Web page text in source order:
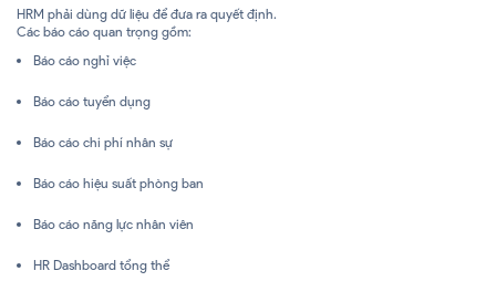
HRM phải dùng dữ liệu để đưa ra quyết định.
Các báo cáo quan trọng gồm:
Báo cáo nghỉ việc
Báo cáo tuyển dụng
Báo cáo chi phí nhân sự
Báo cáo hiệu suất phòng ban
Báo cáo năng lực nhân viên
HR Dashboard tổng thể